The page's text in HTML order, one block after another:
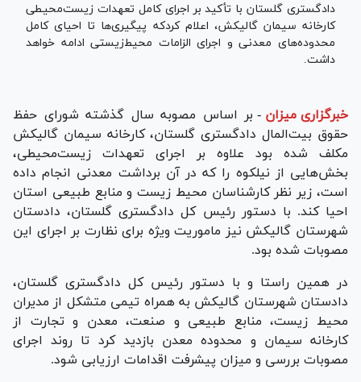
دادگستری گلستان با تأکید بر اجرای کامل تعهدات زیست‌محیطی
کارخانه سیمان گالیکش، اعلام کردکه پیگیری‌ها تا احیای کامل
محدوده‌های معدنی و اجرای الزامات محیط‌زیستی ادامه خواهد
داشت.
خبرگزاری میزان - بر اساس مصوبه سال گذشته شورای حفظ
حقوق بیت‌المال دادگستری گلستان، کارخانه سیمان گالیکش
مکلف شده بود علاوه بر اجرای تعهدات زیست‌محیطی،
بخش‌هایی از نیلکوه را که در آن برداشت معدنی انجام داده
است، زیر نظر کارشناسان محیط زیست و منابع طبیعی استان
احیا کند. با دستور رئیس کل دادگستری گلستان، دادستان
شهرستان گالیکش نیز ماموریت ویژه برای نظارت بر اجرای این
مصوبات شده بود.
در همین راستا و با دستور رئیس کل دادگستری گلستان،
دادستان شهرستان گالیکش به همراه تیمی متشکل از مدیران
محیط زیست، منابع طبیعی و صنعت، معدن و تجارت از
کارخانه سیمان و محدوده معدن بازدید کرد تا روند اجرای
مصوبات بررسی و میزان پیشرفت اقدامات ارزیابی شود.